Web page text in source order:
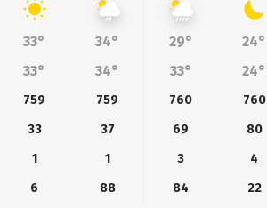
33° 34° 29°
24°
33° 34° 33° 24°
759 759 760
760
33 37 69
80
1 1 3
4
6 88 84 22